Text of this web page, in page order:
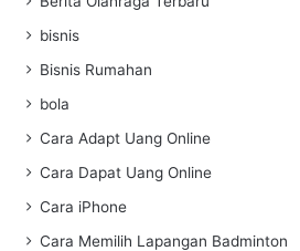
bisnis
Bisnis Rumahan
bola
Cara Adapt Uang Online
Cara Dapat Uang Online
Cara iPhone
Cara Memilih Lapangan Badminton